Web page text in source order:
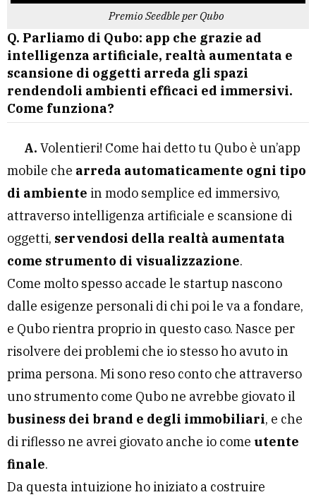
Premio Seedble per Qubo
Q. Parliamo di Qubo: app che grazie ad
intelligenza artificiale, realtà aumentata e
scansione di oggetti arreda gli spazi
rendendoli ambienti efficaci ed immersivi.
Come funziona?
A. Volentieri! Come hai detto tu Qubo è un’app
mobile che arreda automaticamente ogni tipo
di ambiente in modo semplice ed immersivo,
attraverso intelligenza artificiale e scansione di
oggetti, servendosi della realtà aumentata
come strumento di visualizzazione.
Come molto spesso accade le startup nascono
dalle esigenze personali di chi poi le va a fondare,
e Qubo rientra proprio in questo caso. Nasce per
risolvere dei problemi che io stesso ho avuto in
prima persona. Mi sono reso conto che attraverso
uno strumento come Qubo ne avrebbe giovato il
business dei brand e degli immobiliari, e che
di riflesso ne avrei giovato anche io come utente
finale.
Da questa intuizione ho iniziato a costruire